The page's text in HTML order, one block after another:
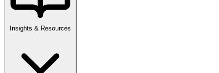
Insights & Resources